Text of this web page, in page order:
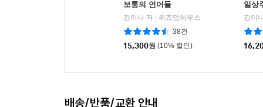
보통의 언어들
김이나 저
위즈덤하우스
38건
15,300원 (10% 할인)
일상
김이
배송/반품/교환 안내